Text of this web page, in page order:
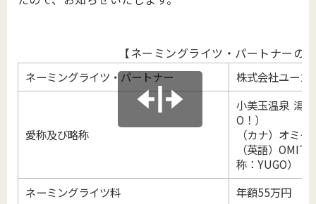
【ネーミングライツ・パートナーの
ネーミングライツ・パートナー 株式会社ユーゴ
愛称及び略称
小美玉温泉 湯
O！）
（カナ）オミ
（英語）
称：YUGO）
ネーミングライツ料
年額55万円